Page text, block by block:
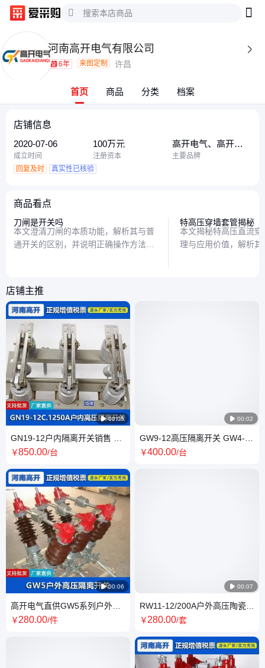
河南高开电气有限公司 
6年 来图定制 许昌
首页 商品 分类 档案
店铺信息
2020-07-06
成立时间
100万元
注册资本
高开电气、高开、
高开电器、河南高
开电气、河南高开
主要品牌
回复及时
真实性已核验
商品看点
刀闸是开关吗
本文澄清刀闸的本质功能，解析其与普
通开关的区别，并说明正确操作方法。
特高压穿墙套管揭秘
本文揭秘特高压直流
理与应用价值，解析
店铺主推
 00:05
GN19-12户内隔离开关销售 高
压开关供货商 高开电气专业户
￥850.00/台
 00:06
高开电气直供GW5系列户外隔
离开关 GN2户内隔 离开关供货
￥280.00/件
 00:02
GW9-12高压隔离开关 GW4-35
户外隔离户外开关发货
￥400.00/台
 00:07
RW11-12/200A户外高压陶瓷跌
落式熔断器 保险丝熔断
￥280.00/套